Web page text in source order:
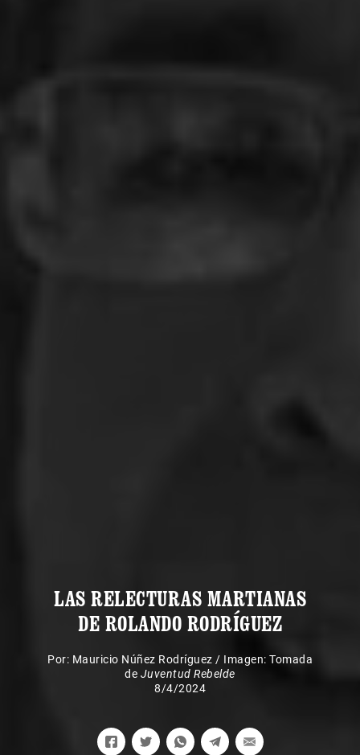
LAS RELECTURAS MARTIANAS
DE ROLANDO RODRÍGUEZ
Por: Mauricio Núñez Rodríguez / Imagen: Tomada
de Juventud Rebelde
8/4/2024